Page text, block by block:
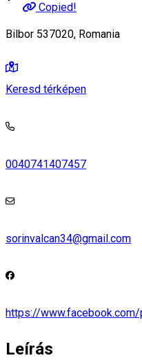
Copied!
Bilbor 537020, Romania
Keresd térképen
0040741407457
sorinvalcan34@gmail.com
https://
Leírás